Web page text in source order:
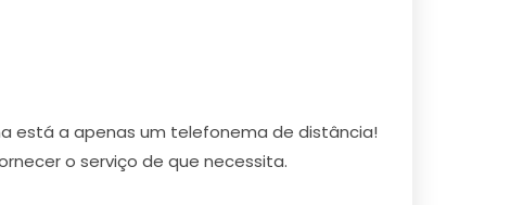
está a apenas um telefonema de distância!
o serviço de que necessita.